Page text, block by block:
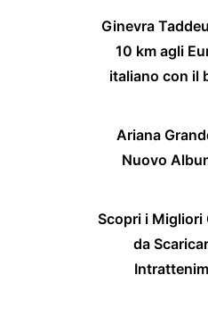
Ginevra
10 km agli
italiano con il
Ariana
Nuovo
Scopri i Migliori
da